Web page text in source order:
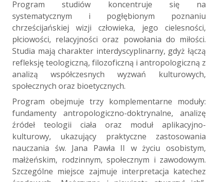
Program studiów koncentruje się na
systematycznym i pogłębionym poznaniu
chrześcijańskiej wizji człowieka, jego cielesności,
płciowości, relacyjności oraz powołania do miłości.
Studia mają charakter interdyscyplinarny, gdyż łączą
refleksję teologiczną, filozoficzną i antropologiczną z
analizą współczesnych wyzwań kulturowych,
społecznych oraz bioetycznych.
Program obejmuje trzy komplementarne moduły:
fundamenty antropologiczno-doktrynalne, analizę
źródeł teologii ciała oraz moduł aplikacyjno-
kulturowy, ukazujący praktyczne zastosowania
nauczania św. Jana Pawła II w życiu osobistym,
małżeńskim, rodzinnym, społecznym i zawodowym.
Szczególne miejsce zajmuje interpretacja katechez